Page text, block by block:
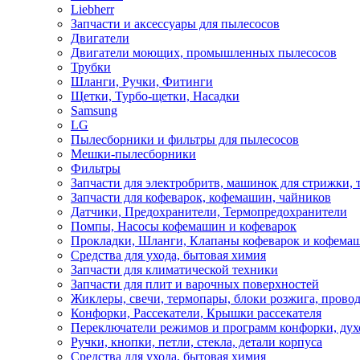
Liebherr
Запчасти и аксессуары для пылесосов
Двигатели
Двигатели моющих, промышленных пылесосов
Трубки
Шланги, Ручки, Фитинги
Щетки, Турбо-щетки, Насадки
Samsung
LG
Пылесборники и фильтры для пылесосов
Мешки-пылесборники
Фильтры
Запчасти для электробритв, машинок для стрижки,
Запчасти для кофеварок, кофемашин, чайников
Датчики, Предохранители, Термопредохранители
Помпы, Насосы кофемашин и кофеварок
Прокладки, Шланги, Клапаны кофеварок и
Средства для ухода, бытовая химия
Запчасти для климатической техники
Запчасти для плит и варочных поверхностей
Жиклеры, свечи, термопары, блоки розжига,
Конфорки, Рассекатели, Крышки рассекателя
Переключатели режимов и программ конфорки,
Ручки, кнопки, петли, стекла, детали корпуса
Средства для ухода, бытовая химия